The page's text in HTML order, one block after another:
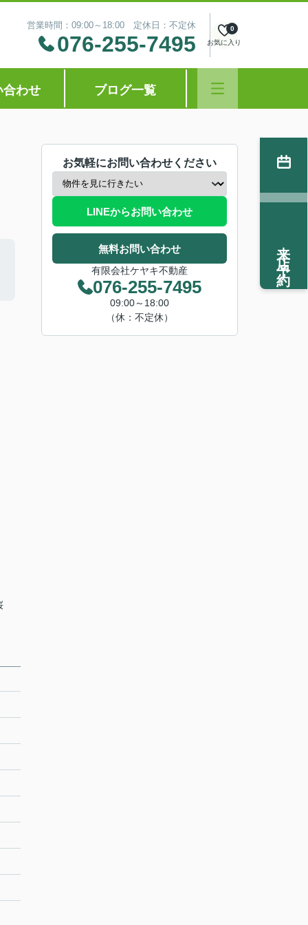
営業時間：09:00～18:00 定休日：不定休
076-255-7495 お気に入り
0
合わせ ブログ一覧
お気軽にお問い合わせください
LINEからお問い合わせ
無料お問い合わせ
有限会社ケヤキ不動産
076-255-7495
09:00～18:00
（休：不定休）
来店予約